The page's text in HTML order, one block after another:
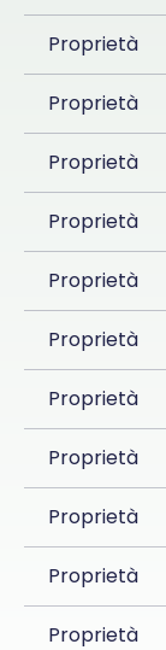
Proprietà
Proprietà
Proprietà
Proprietà
Proprietà
Proprietà
Proprietà
Proprietà
Proprietà
Proprietà
Proprietà